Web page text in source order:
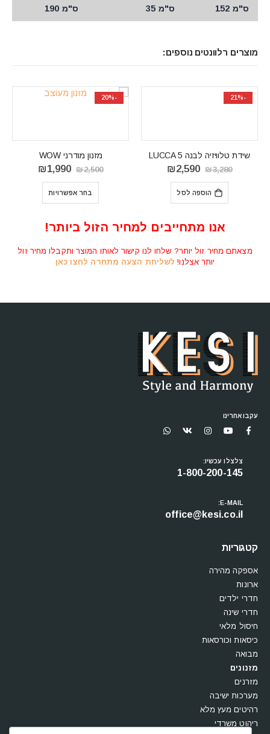
ס"מ 152 ס"מ 35 ס"מ 190
מוצרים רלוונטים נוספים:
המחיר
₪2,590.
מזנון מודרני WOW
₪2,500
המחיר
בחר אפשרויות
-21%
9,679
היה:
הוספה לסל
אנו מתחייבים למחיר הזול ביותר!
מצאתם מחיר זול יותר? שלחו לנו קישור לאותו המוצר ותקבלו מחיר זול
יותר אצלנו! לשליחת הצעה מתחרה לחצו כאן
עקבו אחרינו
1-800-200-145
office@kesi.co.il
קטגוריות
אספקה מהירה
ארונות
חדרי ילדים
חדרי שינה
חיסול מלאי
כיסאות וכורסאות
מבואה
מזנונים
מזרנים
מערכות ישיבה
רהיטים מעץ מלא
ריהוט משרדי